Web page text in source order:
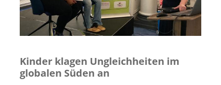
Kinder klagen Ungleichheiten im
globalen Süden an